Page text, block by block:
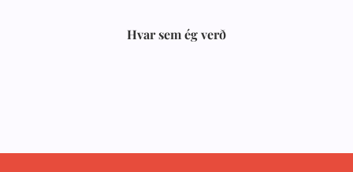
Hvar sem ég verð